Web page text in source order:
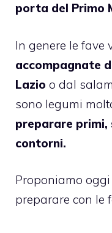
porta del Primo
In genere le fave
accompagnate
Lazio o dal
sono legumi
preparare primi,
contorni.
Proponiamo oggi
preparare con le